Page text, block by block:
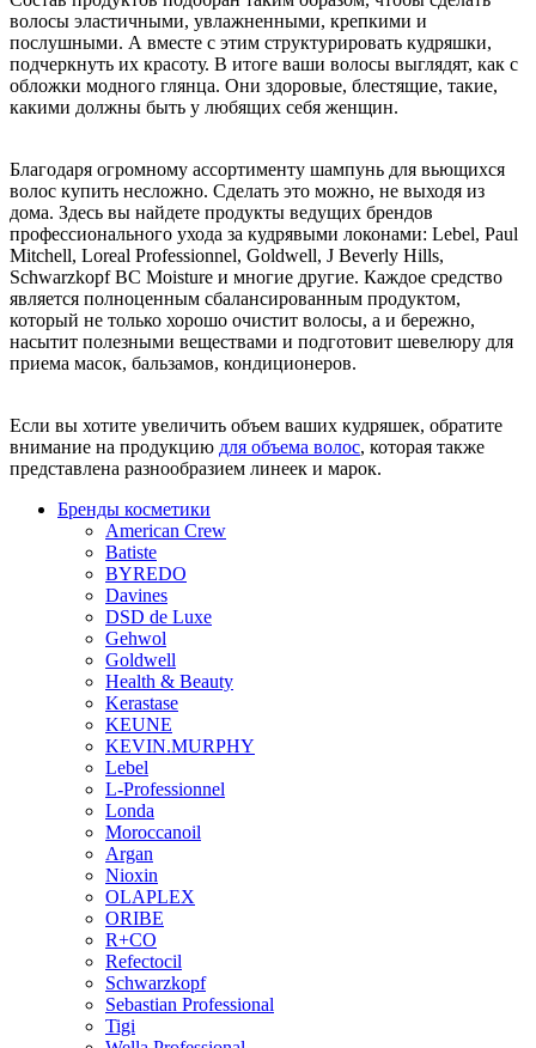
волосы эластичными, увлажненными, крепкими и
послушными. А вместе с этим структурировать кудряшки,
подчеркнуть их красоту. В итоге ваши волосы выглядят, как с
обложки модного глянца. Они здоровые, блестящие, такие,
какими должны быть у любящих себя женщин.
Благодаря огромному ассортименту шампунь для вьющихся
волос купить несложно. Сделать это можно, не выходя из
дома. Здесь вы найдете продукты ведущих брендов
профессионального ухода за кудрявыми локонами: Lebel, Paul
Mitchell, Loreal Professionnel, Goldwell, J Beverly Hills,
Schwarzkopf BC Moisture и многие другие. Каждое средство
является полноценным сбалансированным продуктом,
который не только хорошо очистит волосы, а и бережно,
насытит полезными веществами и подготовит шевелюру для
приема масок, бальзамов, кондиционеров.
Если вы хотите увеличить объем ваших кудряшек, обратите
внимание на продукцию для объема волос, которая также
представлена разнообразием линеек и марок.
Бренды косметики
American Crew
Batiste
BYREDO
Davines
DSD de Luxe
Gehwol
Goldwell
Health & Beauty
Kerastase
KEUNE
KEVIN.MURPHY
Lebel
L-Professionnel
Londa
Moroccanoil
Argan
Niохin
OLAPLEX
ORIBE
R+CO
Refectocil
Schwarzkopf
Sebastian Professional
Tigi